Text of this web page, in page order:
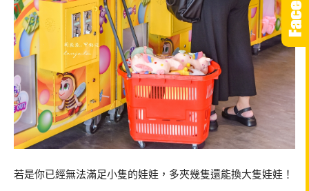
若是你已經無法滿足小隻的娃娃，多夾幾隻還能換大隻娃娃！